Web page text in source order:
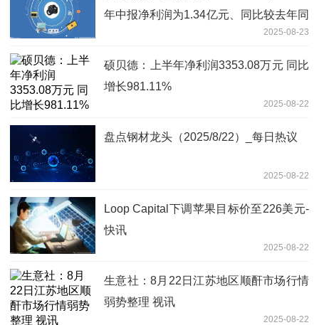
年中报净利润为1.34亿元、同比较去年同
2025-08-23
硕贝德：上半年净利润3353.08万元 同比
增长981.11%
2025-08-22
盘点钢材龙头（2025/8/22）_每日热议
2025-08-22
Loop Capital下调苹果目标价至226美元-
快讯
2025-08-22
生意社：8月22日江苏地区顺酐市场行情
弱势整理 视讯
2025-08-22